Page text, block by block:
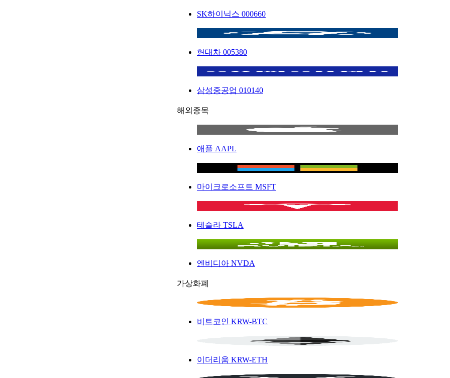
SK하이닉스 000660
현대차 005380
삼성중공업 010140
해외종목
애플 AAPL
마이크로소프트 MSFT
테슬라 TSLA
엔비디아 NVDA
가상화폐
비트코인 KRW-BTC
이더리움 KRW-ETH